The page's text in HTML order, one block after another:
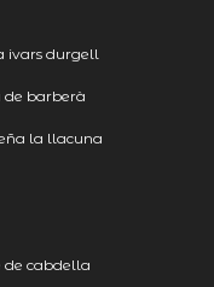
ivars durgell
de barberà
la llacuna
de cabdella